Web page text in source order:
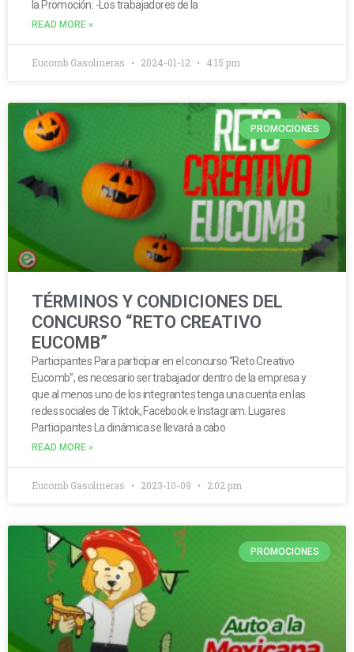
la Promoción: -Los trabajadores de la
READ MORE »
Eucomb Gasolineras 2024-01-12 4:15 pm
PROMOCIONES
TÉRMINOS Y CONDICIONES DEL
CONCURSO “RETO CREATIVO
EUCOMB”
Participantes Para participar en el concurso “Reto Creativo
Eucomb”, es necesario ser trabajador dentro de la empresa y
que al menos uno de los integrantes tenga una cuenta en las
redes sociales de Tiktok, Facebook e Instagram. Lugares
Participantes La dinámica se llevará a cabo
READ MORE »
Eucomb Gasolineras 2023-10-09 2:02 pm
PROMOCIONES